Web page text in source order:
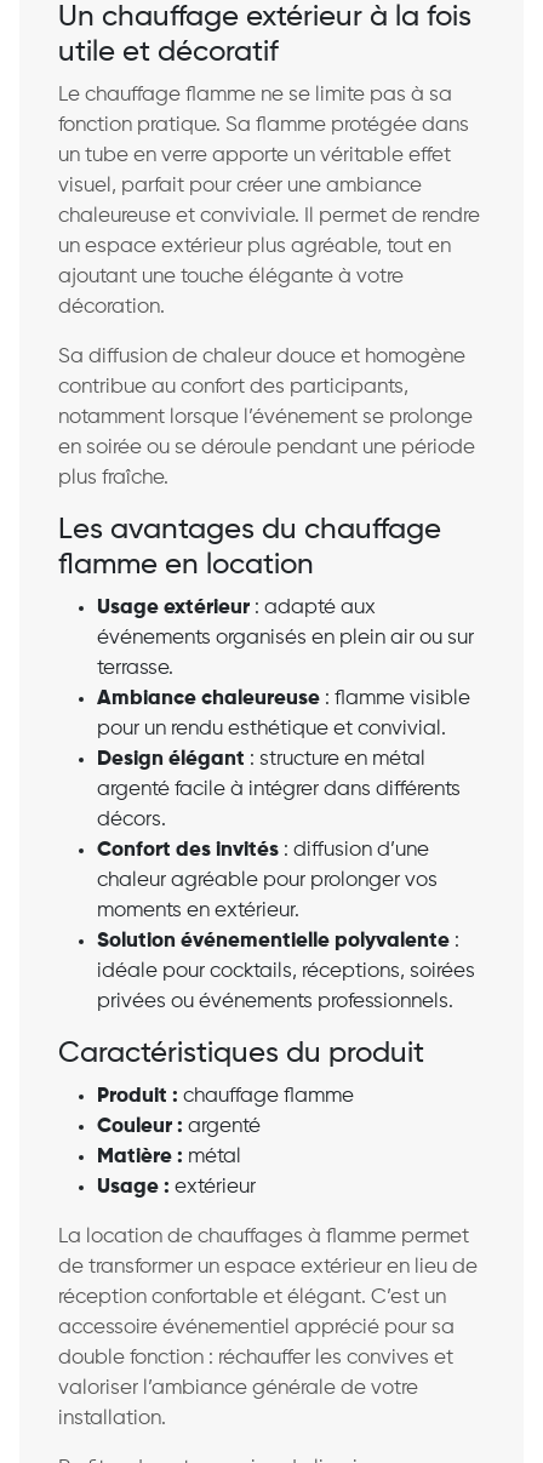
Un chauffage extérieur à la fois
utile et décoratif
Le chauffage flamme ne se limite pas à sa
fonction pratique. Sa flamme protégée dans
un tube en verre apporte un véritable effet
visuel, parfait pour créer une ambiance
chaleureuse et conviviale. Il permet de rendre
un espace extérieur plus agréable, tout en
ajoutant une touche élégante à votre
décoration.
Sa diffusion de chaleur douce et homogène
contribue au confort des participants,
notamment lorsque l’événement se prolonge
en soirée ou se déroule pendant une période
plus fraîche.
Les avantages du chauffage
flamme en location
Usage extérieur : adapté aux
événements organisés en plein air ou sur
terrasse.
Ambiance chaleureuse : flamme visible
pour un rendu esthétique et convivial.
Design élégant : structure en métal
argenté facile à intégrer dans différents
décors.
Confort des invités : diffusion d’une
chaleur agréable pour prolonger vos
moments en extérieur.
Solution événementielle polyvalente :
idéale pour cocktails, réceptions, soirées
privées ou événements professionnels.
Caractéristiques du produit
Produit : chauffage flamme
Couleur : argenté
Matière : métal
Usage : extérieur
La location de chauffages à flamme permet
de transformer un espace extérieur en lieu de
réception confortable et élégant. C’est un
accessoire événementiel apprécié pour sa
double fonction : réchauffer les convives et
valoriser l’ambiance générale de votre
installation.